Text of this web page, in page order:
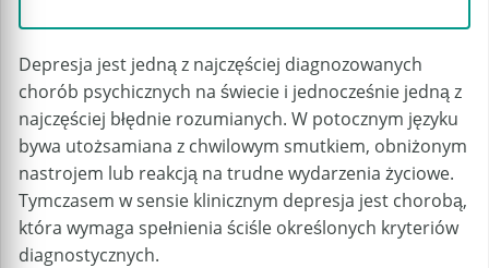
Depresja jest jedną z najczęściej diagnozowanych
chorób psychicznych na świecie i jednocześnie jedną z
najczęściej błędnie rozumianych. W potocznym języku
bywa utożsamiana z chwilowym smutkiem, obniżonym
nastrojem lub reakcją na trudne wydarzenia życiowe.
Tymczasem w sensie klinicznym depresja jest chorobą,
która wymaga spełnienia ściśle określonych kryteriów
diagnostycznych.